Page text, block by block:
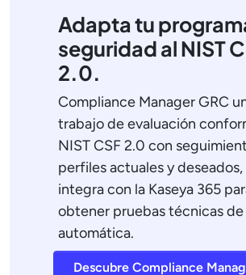
Adapta tu
seguridad al NIST
2.0.
Compliance Manager GRC
trabajo de evaluación
NIST CSF 2.0 con
perfiles actuales y deseados,
integra con la Kaseya 365
obtener pruebas técnicas
automática.
Descubre Compliance